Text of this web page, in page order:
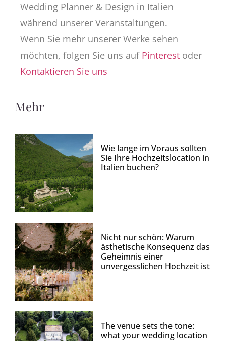
Wedding Planner & Design in Italien
während unserer Veranstaltungen.
Wenn Sie mehr unserer Werke sehen
möchten, folgen Sie uns auf Pinterest oder
Kontaktieren Sie uns
Mehr
Wie lange im Voraus sollten
Sie Ihre Hochzeitslocation in
Italien buchen?
Nicht nur schön: Warum
ästhetische Konsequenz das
Geheimnis einer
unvergesslichen Hochzeit ist
The venue sets the tone:
what your wedding location